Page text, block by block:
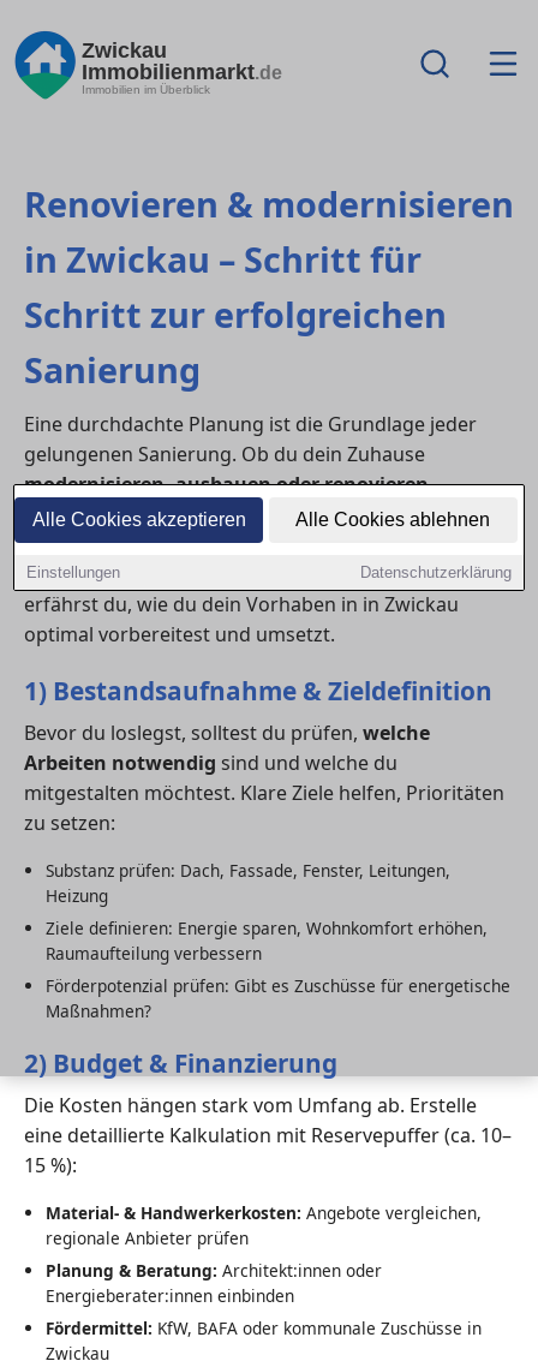
Alle Cookies akzeptieren Alle Cookies ablehnen
Einstellungen Datenschutzerklärung
Zwickau
Immobilienmarkt.de
Immobilien im Überblick
Renovieren & modernisieren
in Zwickau – Schritt für
Schritt zur erfolgreichen
Sanierung
Eine durchdachte Planung ist die Grundlage jeder
gelungenen Sanierung. Ob du dein Zuhause
modernisieren, ausbauen oder renovieren
möchtest – mit klarer Struktur, realistischer
Budgetplanung und professioneller Umsetzung
gelingt dein Projekt stressfrei und nachhaltig. Hier
erfährst du, wie du dein Vorhaben in in Zwickau
optimal vorbereitest und umsetzt.
1) Bestandsaufnahme & Zieldefinition
Bevor du loslegst, solltest du prüfen, welche
Arbeiten notwendig sind und welche du
mitgestalten möchtest. Klare Ziele helfen, Prioritäten
zu setzen:
Substanz prüfen: Dach, Fassade, Fenster, Leitungen,
Heizung
Ziele definieren: Energie sparen, Wohnkomfort erhöhen,
Raumaufteilung verbessern
Förderpotenzial prüfen: Gibt es Zuschüsse für energetische
Maßnahmen?
2) Budget & Finanzierung
Die Kosten hängen stark vom Umfang ab. Erstelle
eine detaillierte Kalkulation mit Reservepuffer (ca. 10–
15 %):
Material- & Handwerkerkosten: Angebote vergleichen,
regionale Anbieter prüfen
Planung & Beratung: Architekt:innen oder
Energieberater:innen einbinden
Fördermittel: KfW, BAFA oder kommunale Zuschüsse in
Zwickau